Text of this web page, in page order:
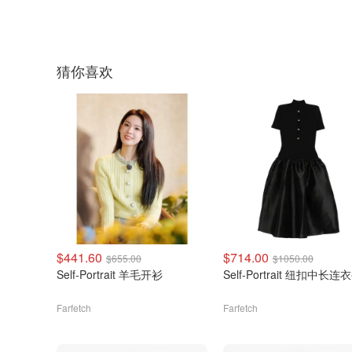
猜你喜欢
$441.60 $655.00
Self-Portrait 羊毛开衫
Farfetch
$714.00 $1050.00
Self-Portrait 纽扣中长连
Farfetch